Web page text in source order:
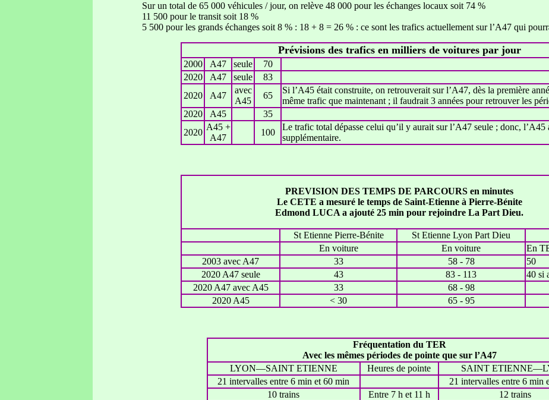
Sur un total de 65 000 véhicules / jour, on relève 48 000 pour les échanges locaux soit 74 %
11 500 pour le transit soit 18 %
5 500 pour les grands échanges soit 8 % : 18 + 8 = 26 % : ce sont les trafics actuellement sur l’A47 qui
Prévisions des trafics en milliers de voitures par jour
2000 A47 seule
70
2020
A47 seule
83
2020
A47
avec
A45
65
Si l’A45 était construite, on retrouverait sur l’A47, dès la première
même trafic que maintenant ; il faudrait 3 années pour retrouver les
2020
A45
35
2020
A45 +
A47
100
Le trafic total dépasse celui qu’il y aurait sur l’A47 seule ; donc,
supplémentaire.
PREVISION DES TEMPS DE PARCOURS en minutes
Le CETE a mesuré le temps de Saint-Etienne à Pierre-Bénite
Edmond LUCA a ajouté 25 min pour rejoindre La Part Dieu.
St Etienne Pierre-Bénite
St Etienne Lyon Part Dieu
En voiture
En voiture
En
2003 avec A47
33 58 - 78
50
2020 A47 seule
43 83 - 113
40 si
2020 A47 avec A45
33
68 - 98
2020 A45
< 30 65 - 95
Fréquentation du TER
Avec les mêmes périodes de pointe que sur l’A47
LYON—SAINT ETIENNE
Heures de pointe
SAINT
21 intervalles entre 6 min et 60 min
21 intervalles entre 6 min
10 trains
Entre 7 h et 11 h
12 trains